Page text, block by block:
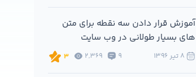
آموزش قرار دادن سه نقطه برای متن
های بسیار طولانی در وب سایت
9
2,369
3